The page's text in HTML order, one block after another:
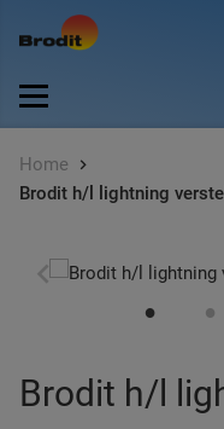
Ga
All Brodit Standaard
Autohouders
All Brodit Professional
Brodit Professional
Home
Brodit h/l lightning
Ga
van
Ga
van
Brodit h/l